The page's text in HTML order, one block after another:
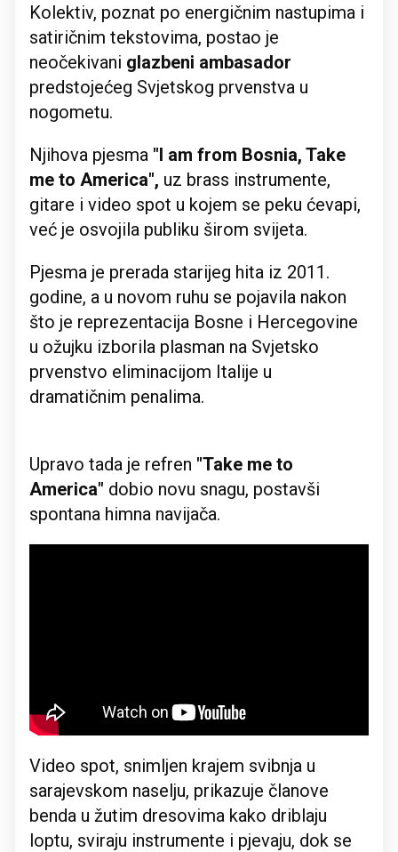
Kolektiv, poznat po energičnim nastupima i
satiričnim tekstovima, postao je
neočekivani glazbeni ambasador
predstojećeg Svjetskog prvenstva u
nogometu.
Njihova pjesma "I am from Bosnia, Take
me to America", uz brass instrumente,
gitare i video spot u kojem se peku ćevapi,
već je osvojila publiku širom svijeta.
Pjesma je prerada starijeg hita iz 2011.
godine, a u novom ruhu se pojavila nakon
što je reprezentacija Bosne i Hercegovine
u ožujku izborila plasman na Svjetsko
prvenstvo eliminacijom Italije u
dramatičnim penalima.
Upravo tada je refren "Take me to
America" dobio novu snagu, postavši
spontana himna navijača.
Video spot, snimljen krajem svibnja u
sarajevskom naselju, prikazuje članove
benda u žutim dresovima kako driblaju
loptu, sviraju instrumente i pjevaju, dok se